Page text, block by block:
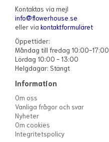
Kontaktas via mejl
info@flowerhouse.se
eller via kontaktformuläret
Öppettider:
Måndag till fredag 10:00-17:00
Lördag 10:00 - 13:00
Helgdagar: Stängt
Information
Om oss
Vanliga frågor och svar
Nyheter
Om cookies
Integritetspolicy